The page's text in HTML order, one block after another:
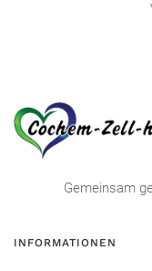
Gemeinsam
INFORMATIONEN